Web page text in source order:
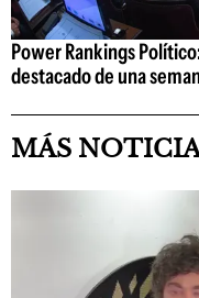
Power Rankings
destacado de una
MÁS